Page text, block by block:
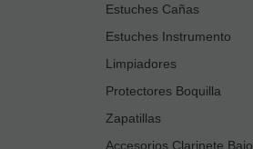
Estuches Cañas
Estuches Instrumento
Limpiadores
Protectores Boquilla
Zapatillas
Accesorios Clarinete Bajo